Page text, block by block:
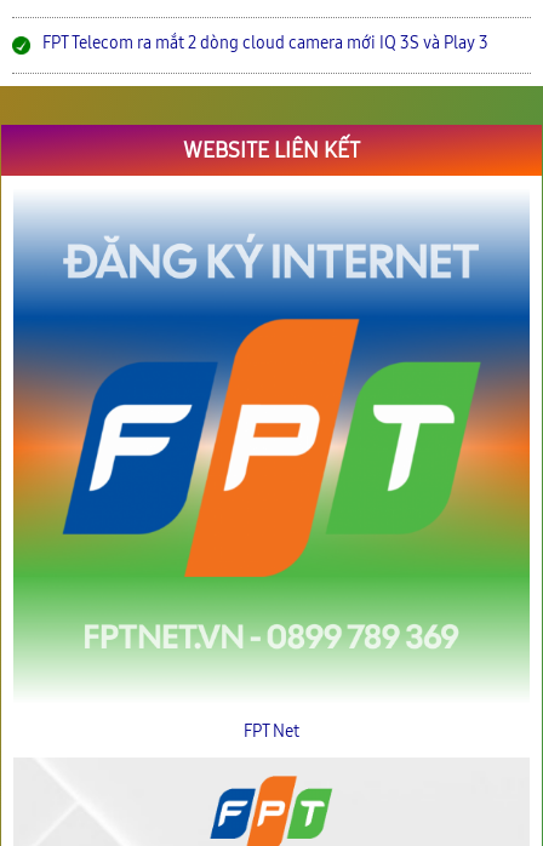
FPT Telecom ra mắt 2 dòng cloud camera mới IQ 3S và Play 3
WEBSITE LIÊN KẾT
FPT Net